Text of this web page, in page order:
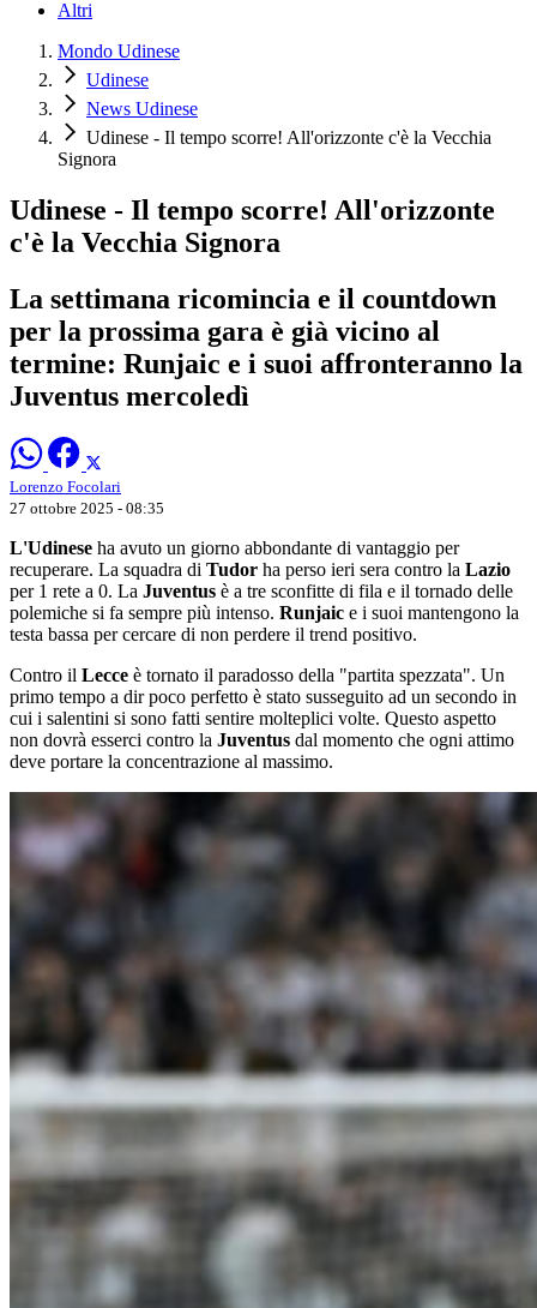
Altri
Mondo Udinese
Udinese
News Udinese
Udinese - Il tempo scorre! All'orizzonte c'è la Vecchia
Signora
Udinese - Il tempo scorre! All'orizzonte
c'è la Vecchia Signora
La settimana ricomincia e il countdown
per la prossima gara è già vicino al
termine: Runjaic e i suoi affronteranno la
Juventus mercoledì
Lorenzo Focolari
27 ottobre 2025 - 08:35
L'Udinese ha avuto un giorno abbondante di vantaggio per
recuperare. La squadra di Tudor ha perso ieri sera contro la Lazio
per 1 rete a 0. La Juventus è a tre sconfitte di fila e il tornado delle
polemiche si fa sempre più intenso. Runjaic e i suoi mantengono la
testa bassa per cercare di non perdere il trend positivo.
Contro il Lecce è tornato il paradosso della "partita spezzata". Un
primo tempo a dir poco perfetto è stato susseguito ad un secondo in
cui i salentini si sono fatti sentire molteplici volte. Questo aspetto
non dovrà esserci contro la Juventus dal momento che ogni attimo
deve portare la concentrazione al massimo.